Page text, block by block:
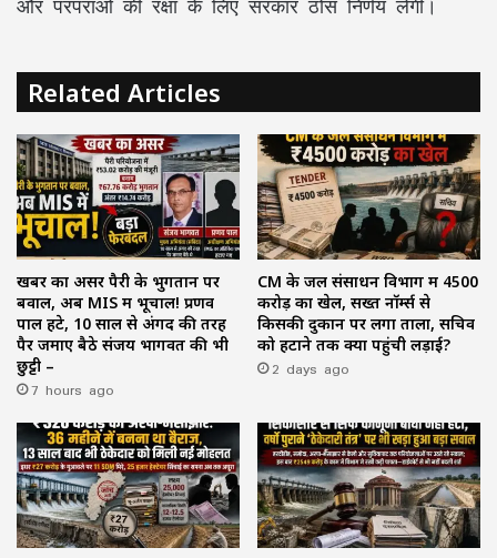
Related Articles
खबर का असर पैरी के भुगतान पर
बवाल, अब MIS में भूचाल! प्रणव
पाल हटे, 10 साल से अंगद की तरह
पैर जमाए बैठे संजय भागवत की भी
छुट्टी –
7 hours ago
CM के जल संसाधन विभाग में ₹4500
करोड़ का खेल, सख्त नॉर्म्स से
किसकी दुकान पर लगा ताला, सचिव
को हटाने तक क्यों पहुंची लड़ाई?
2 days ago